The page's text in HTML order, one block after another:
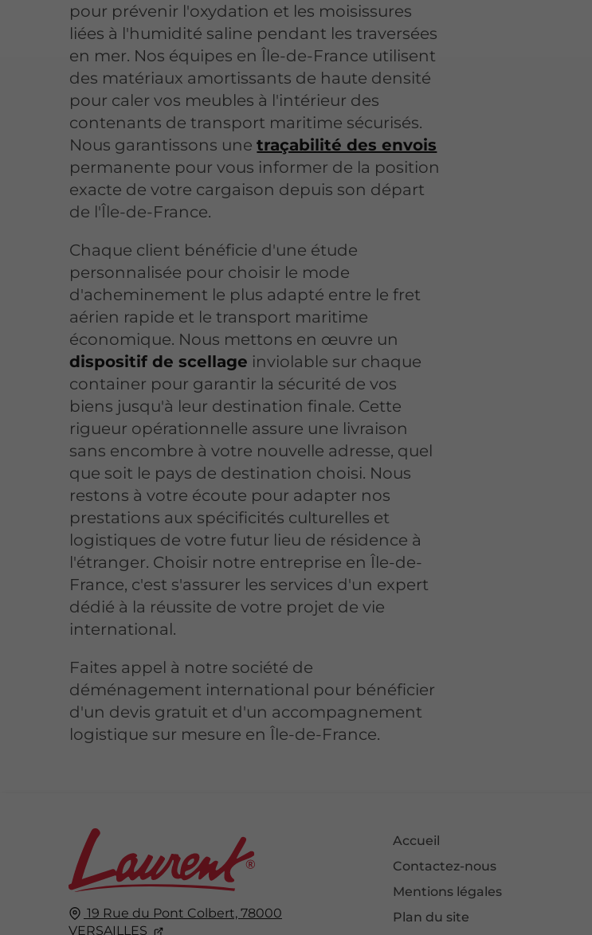
pour prévenir l'oxydation et les moisissures
liées à l'humidité saline pendant les traversées
en mer. Nos équipes en Île-de-France utilisent
des matériaux amortissants de haute densité
pour caler vos meubles à l'intérieur des
contenants de transport maritime sécurisés.
Nous garantissons unetraçabilité des envois
permanente pour vous informer de la position
exacte de votre cargaison depuis son départ
de l'Île-de-France.
Chaque client bénéficie d'une étude
personnalisée pour choisir le mode
d'acheminement le plus adapté entre le fret
aérien rapide et le transport maritime
économique. Nous mettons en œuvre un
dispositif de scellage inviolable sur chaque
container pour garantir la sécurité de vos
biens jusqu'à leur destination finale. Cette
rigueur opérationnelle assure une livraison
sans encombre à votre nouvelle adresse, quel
que soit le pays de destination choisi. Nous
restons à votre écoute pour adapter nos
prestations aux spécificités culturelles et
logistiques de votre futur lieu de résidence à
l'étranger. Choisir notre entreprise en Île-de-
France, c'est s'assurer les services d'un expert
dédié à la réussite de votre projet de vie
international.
Faites appel à notre société de
déménagement international pour bénéficier
d'un devis gratuit et d'un accompagnement
logistique sur mesure en Île-de-France.
19 Rue du Pont Colbert, 78000
VERSAILLES
Accueil
Contactez-nous
Mentions légales
Plan du site